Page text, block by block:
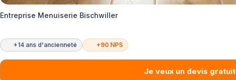
Entreprise Menuiserie Bischwiller
+14 ans d'ancienneté +90 NPS
Je veux un devis gratuit